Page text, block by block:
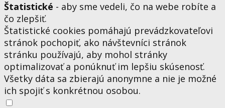
Štatistické - aby sme vedeli, čo na webe robíte a
čo zlepšiť.
Štatistické cookies pomáhajú prevádzkovateľovi
stránok pochopiť, ako návštevníci stránok
stránku používajú, aby mohol stránky
optimalizovať a ponúknuť im lepšiu skúsenosť.
Všetky dáta sa zbierajú anonymne a nie je možné
ich spojiť s konkrétnou osobou.